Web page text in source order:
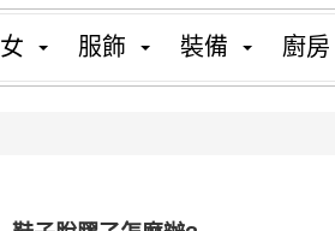
女 服飾 裝備 廚房